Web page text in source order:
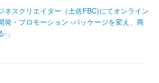
ネスクリエイター（土佐FBC)にてオンライン
・プロモーション ‐パッケージを変え、商
」